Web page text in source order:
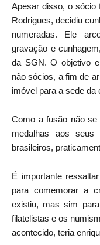
Apesar disso, o sócio
Rodrigues, decidiu
numeradas. Ele
gravação e
da SGN. O objetivo
não sócios, a fim de
imóvel para a sede da
Como a fusão não
medalhas aos
brasileiros,
É importante
para comemorar a
existiu, mas sim
filatelistas e os
acontecido, teria